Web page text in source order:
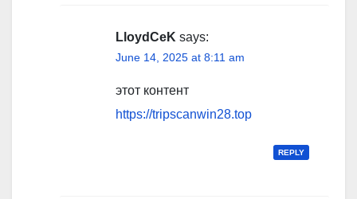
LloydCeK says:
June 14, 2025 at 8:11 am
этот контент
https://tripscanwin28.top
REPLY